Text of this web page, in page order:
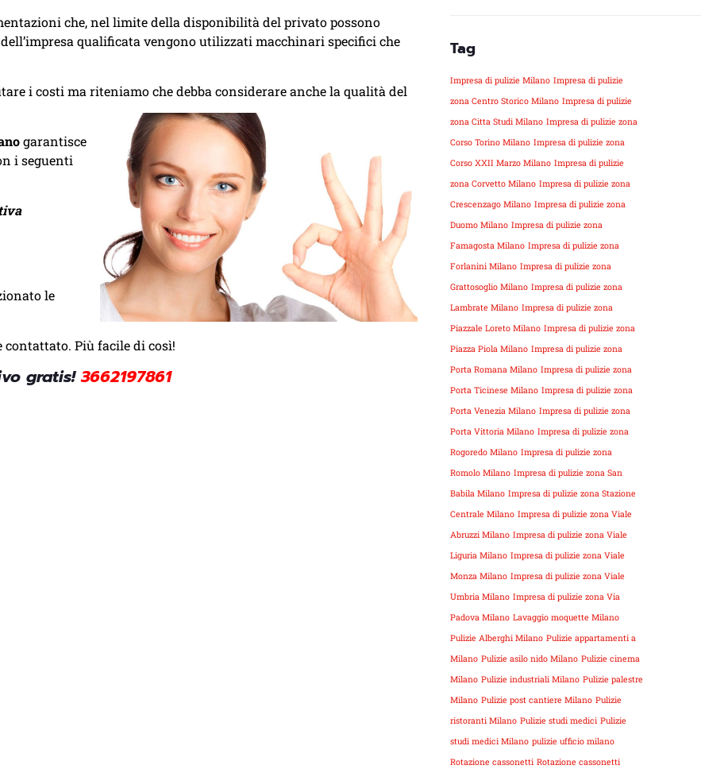
che, nel limite della disponibilità del privato possono
qualificata vengono utilizzati macchinari specifici che
i costi ma riteniamo che debba considerare anche la qualità del
garantisce
i seguenti
le
contattato. Più facile di così!
gratis!3662197861
Tag
Impresa di pulizie Milano Impresa di pulizie
zona Centro Storico Milano Impresa di pulizie
zona Citta Studi Milano Impresa di pulizie zona
Corso Torino Milano Impresa di pulizie zona
Corso XXII Marzo Milano Impresa di pulizie
zona Corvetto Milano Impresa di pulizie zona
Crescenzago Milano Impresa di pulizie zona
Duomo Milano Impresa di pulizie zona
Famagosta Milano Impresa di pulizie zona
Forlanini Milano Impresa di pulizie zona
Grattosoglio Milano Impresa di pulizie zona
Lambrate Milano Impresa di pulizie zona
Piazzale Loreto Milano Impresa di pulizie zona
Piazza Piola Milano Impresa di pulizie zona
Porta Romana Milano Impresa di pulizie zona
Porta Ticinese Milano Impresa di pulizie zona
Porta Venezia Milano Impresa di pulizie zona
Porta Vittoria Milano Impresa di pulizie zona
Rogoredo Milano Impresa di pulizie zona
Romolo Milano Impresa di pulizie zona San
Babila Milano Impresa di pulizie zona Stazione
Centrale Milano Impresa di pulizie zona Viale
Abruzzi Milano Impresa di pulizie zona Viale
Liguria Milano Impresa di pulizie zona Viale
Monza Milano Impresa di pulizie zona Viale
Umbria Milano Impresa di pulizie zona Via
Padova Milano Lavaggio moquette Milano
Pulizie Alberghi Milano Pulizie appartamenti a
Milano Pulizie asilo nido Milano Pulizie cinema
Milano Pulizie industriali Milano Pulizie palestre
Milano Pulizie post cantiere Milano Pulizie
ristoranti Milano Pulizie studi medici Pulizie
studi medici Milano pulizie ufficio milano
Rotazione cassonetti Rotazione cassonetti